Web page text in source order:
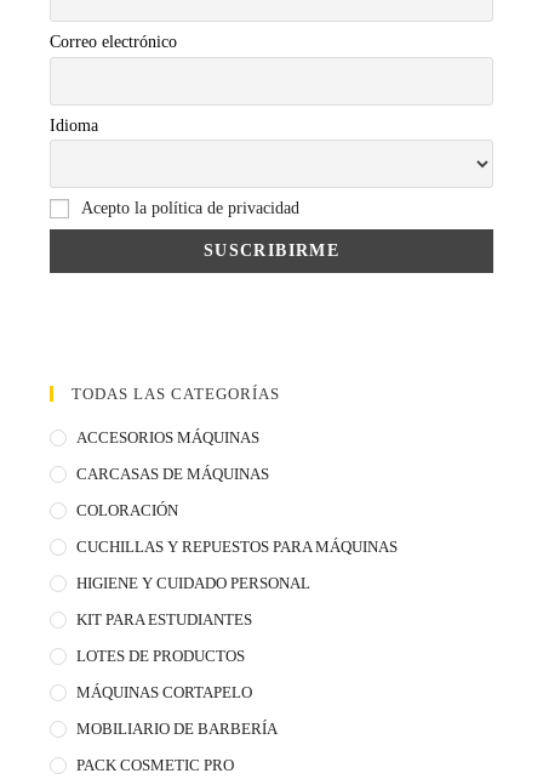
Correo electrónico
Idioma
Acepto la política de privacidad
TODAS LAS CATEGORÍAS
ACCESORIOS MÁQUINAS
CARCASAS DE MÁQUINAS
COLORACIÓN
CUCHILLAS Y REPUESTOS PARA MÁQUINAS
HIGIENE Y CUIDADO PERSONAL
KIT PARA ESTUDIANTES
LOTES DE PRODUCTOS
MÁQUINAS CORTAPELO
MOBILIARIO DE BARBERÍA
PACK COSMETIC PRO